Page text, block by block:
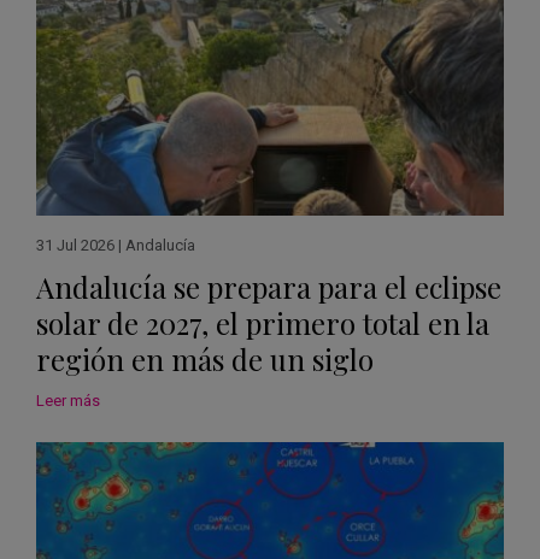
31 Jul 2026 | Andalucía
Andalucía se prepara para el eclipse
solar de 2027, el primero total en la
región en más de un siglo
Leer más